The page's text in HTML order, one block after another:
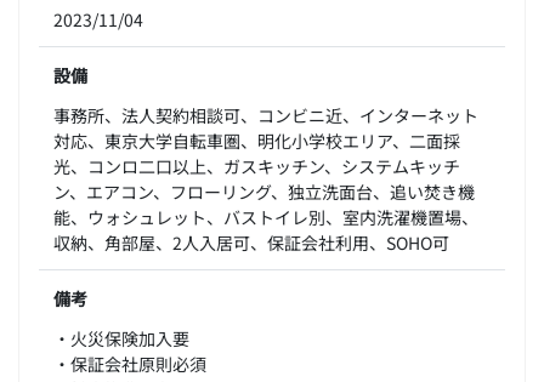
2023/11/04
設備
事務所、法人契約相談可、コンビニ近、インターネット
対応、東京大学自転車圏、明化小学校エリア、二面採
光、コンロ二口以上、ガスキッチン、システムキッチ
ン、エアコン、フローリング、独立洗面台、追い焚き機
能、ウォシュレット、バストイレ別、室内洗濯機置場、
収納、角部屋、2人入居可、保証会社利用、SOHO可
備考
・火災保険加入要
・保証会社原則必須